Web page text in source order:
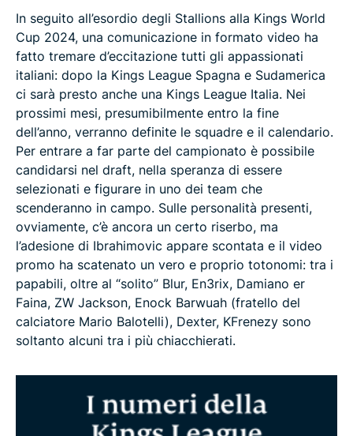
In seguito all’esordio degli Stallions alla Kings World
Cup 2024, una comunicazione in formato video ha
fatto tremare d’eccitazione tutti gli appassionati
italiani: dopo la Kings League Spagna e Sudamerica
ci sarà presto anche una Kings League Italia. Nei
prossimi mesi, presumibilmente entro la fine
dell’anno, verranno definite le squadre e il calendario.
Per entrare a far parte del campionato è possibile
candidarsi nel draft, nella speranza di essere
selezionati e figurare in uno dei team che
scenderanno in campo. Sulle personalità presenti,
ovviamente, c’è ancora un certo riserbo, ma
l’adesione di Ibrahimovic appare scontata e il video
promo ha scatenato un vero e proprio totonomi: tra i
papabili, oltre al “solito” Blur, En3rix, Damiano er
Faina, ZW Jackson, Enock Barwuah (fratello del
calciatore Mario Balotelli), Dexter, KFrenezy sono
soltanto alcuni tra i più chiacchierati.